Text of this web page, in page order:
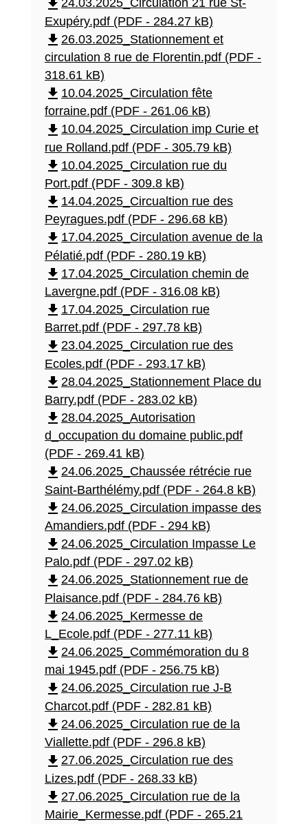
file_download 24.03.2025_Circulation 21 rue St-
Exupéry.pdf (PDF - 284.27 kB)
file_download 26.03.2025_Stationnement et
circulation 8 rue de Florentin.pdf (PDF -
318.61 kB)
file_download 10.04.2025_Circulation fête
forraine.pdf (PDF - 261.06 kB)
file_download 10.04.2025_Circulation imp Curie et
rue Rolland.pdf (PDF - 305.79 kB)
file_download 10.04.2025_Circulation rue du
Port.pdf (PDF - 309.8 kB)
file_download 14.04.2025_Circualtion rue des
Peyragues.pdf (PDF - 296.68 kB)
file_download 17.04.2025_Circulation avenue de la
Pélatié.pdf (PDF - 280.19 kB)
file_download 17.04.2025_Circulation chemin de
Lavergne.pdf (PDF - 316.08 kB)
file_download 17.04.2025_Circulation rue
Barret.pdf (PDF - 297.78 kB)
file_download 23.04.2025_Circulation rue des
Ecoles.pdf (PDF - 293.17 kB)
file_download 28.04.2025_Stationnement Place du
Barry.pdf (PDF - 283.02 kB)
file_download 28.04.2025_Autorisation
d_occupation du domaine public.pdf
(PDF - 269.41 kB)
file_download 24.06.2025_Chaussée rétrécie rue
Saint-Barthélémy.pdf (PDF - 264.8 kB)
file_download 24.06.2025_Circulation impasse des
Amandiers.pdf (PDF - 294 kB)
file_download 24.06.2025_Circulation Impasse Le
Palo.pdf (PDF - 297.02 kB)
file_download 24.06.2025_Stationnement rue de
Plaisance.pdf (PDF - 284.76 kB)
file_download 24.06.2025_Kermesse de
L_Ecole.pdf (PDF - 277.11 kB)
file_download 24.06.2025_Commémoration du 8
mai 1945.pdf (PDF - 256.75 kB)
file_download 24.06.2025_Circulation rue J-B
Charcot.pdf (PDF - 282.81 kB)
file_download 24.06.2025_Circulation rue de la
Viallette.pdf (PDF - 296.8 kB)
file_download 27.06.2025_Circulation rue des
Lizes.pdf (PDF - 268.33 kB)
file_download 27.06.2025_Circulation rue de la
Mairie_Kermesse.pdf (PDF - 265.21